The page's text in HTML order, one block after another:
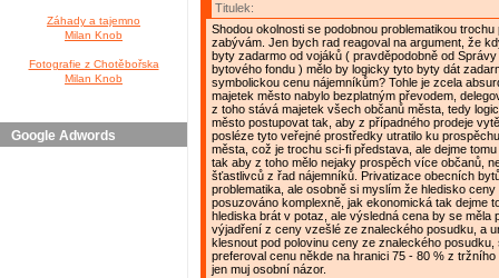
Záhady a tajemno
Milan Knob
Fotografie z Chotěbořska
Milan Knob
Google Adwords
Titulek:
Shodou okolnosti se podobnou problematikou trochu
zabývám. Jen bych rad reagoval na argument, že
byty zadarmo od vojáků ( pravděpodobně od
bytového fondu ) mělo by logicky tyto byty dát
symbolickou cenu nájemníkům? Tohle je zcela
majetek město nabylo bezplatným převodem,
z toho stává majetek všech občanů města, tedy
město postupovat tak, aby z případného prodeje
posléze tyto veřejné prostředky utratilo ku
města, což je trochu sci-fi představa, ale dejme
tak aby z toho mělo nejaky prospěch více občanů,
šťastlivců z řad nájemníků. Privatizace obecních
problematika, ale osobně si myslím že hledisko ceny
posuzováno komplexně, jak ekonomická tak dejme
hlediska brát v potaz, ale výsledná cena by se měla
výjadření z ceny vzešlé ze znaleckého posudku, a
klesnout pod polovinu ceny ze znaleckého
preferoval cenu někde na hranici 75 - 80 % z tržního
jen muj osobní názor.